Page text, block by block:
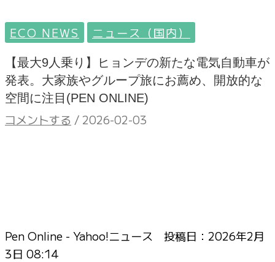
ECO NEWS ニュース（国内）
【最大9人乗り】ヒョンデの新たな電気自動車が
発表。大家族やグループ旅にお薦め、開放的な
空間に注目(PEN ONLINE)
コメントする / 2026-02-03
Pen Online - Yahoo!ニュース 投稿日： 2026年2月
3日 08:14